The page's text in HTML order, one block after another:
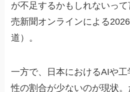
が不足するかもしれないっ
売新聞オンラインによる
道）。
一方で、日本におけるAIや
性の割合が少ないのが現状。